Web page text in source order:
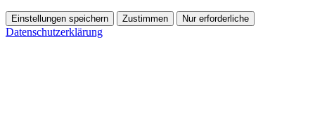
Einstellungen speichern Zustimmen Nur erforderliche
Datenschutzerklärung